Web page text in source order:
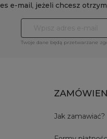
e-mail, jeżeli chcesz
Twoje dane będą przetwarzane
Jak zamawiać?